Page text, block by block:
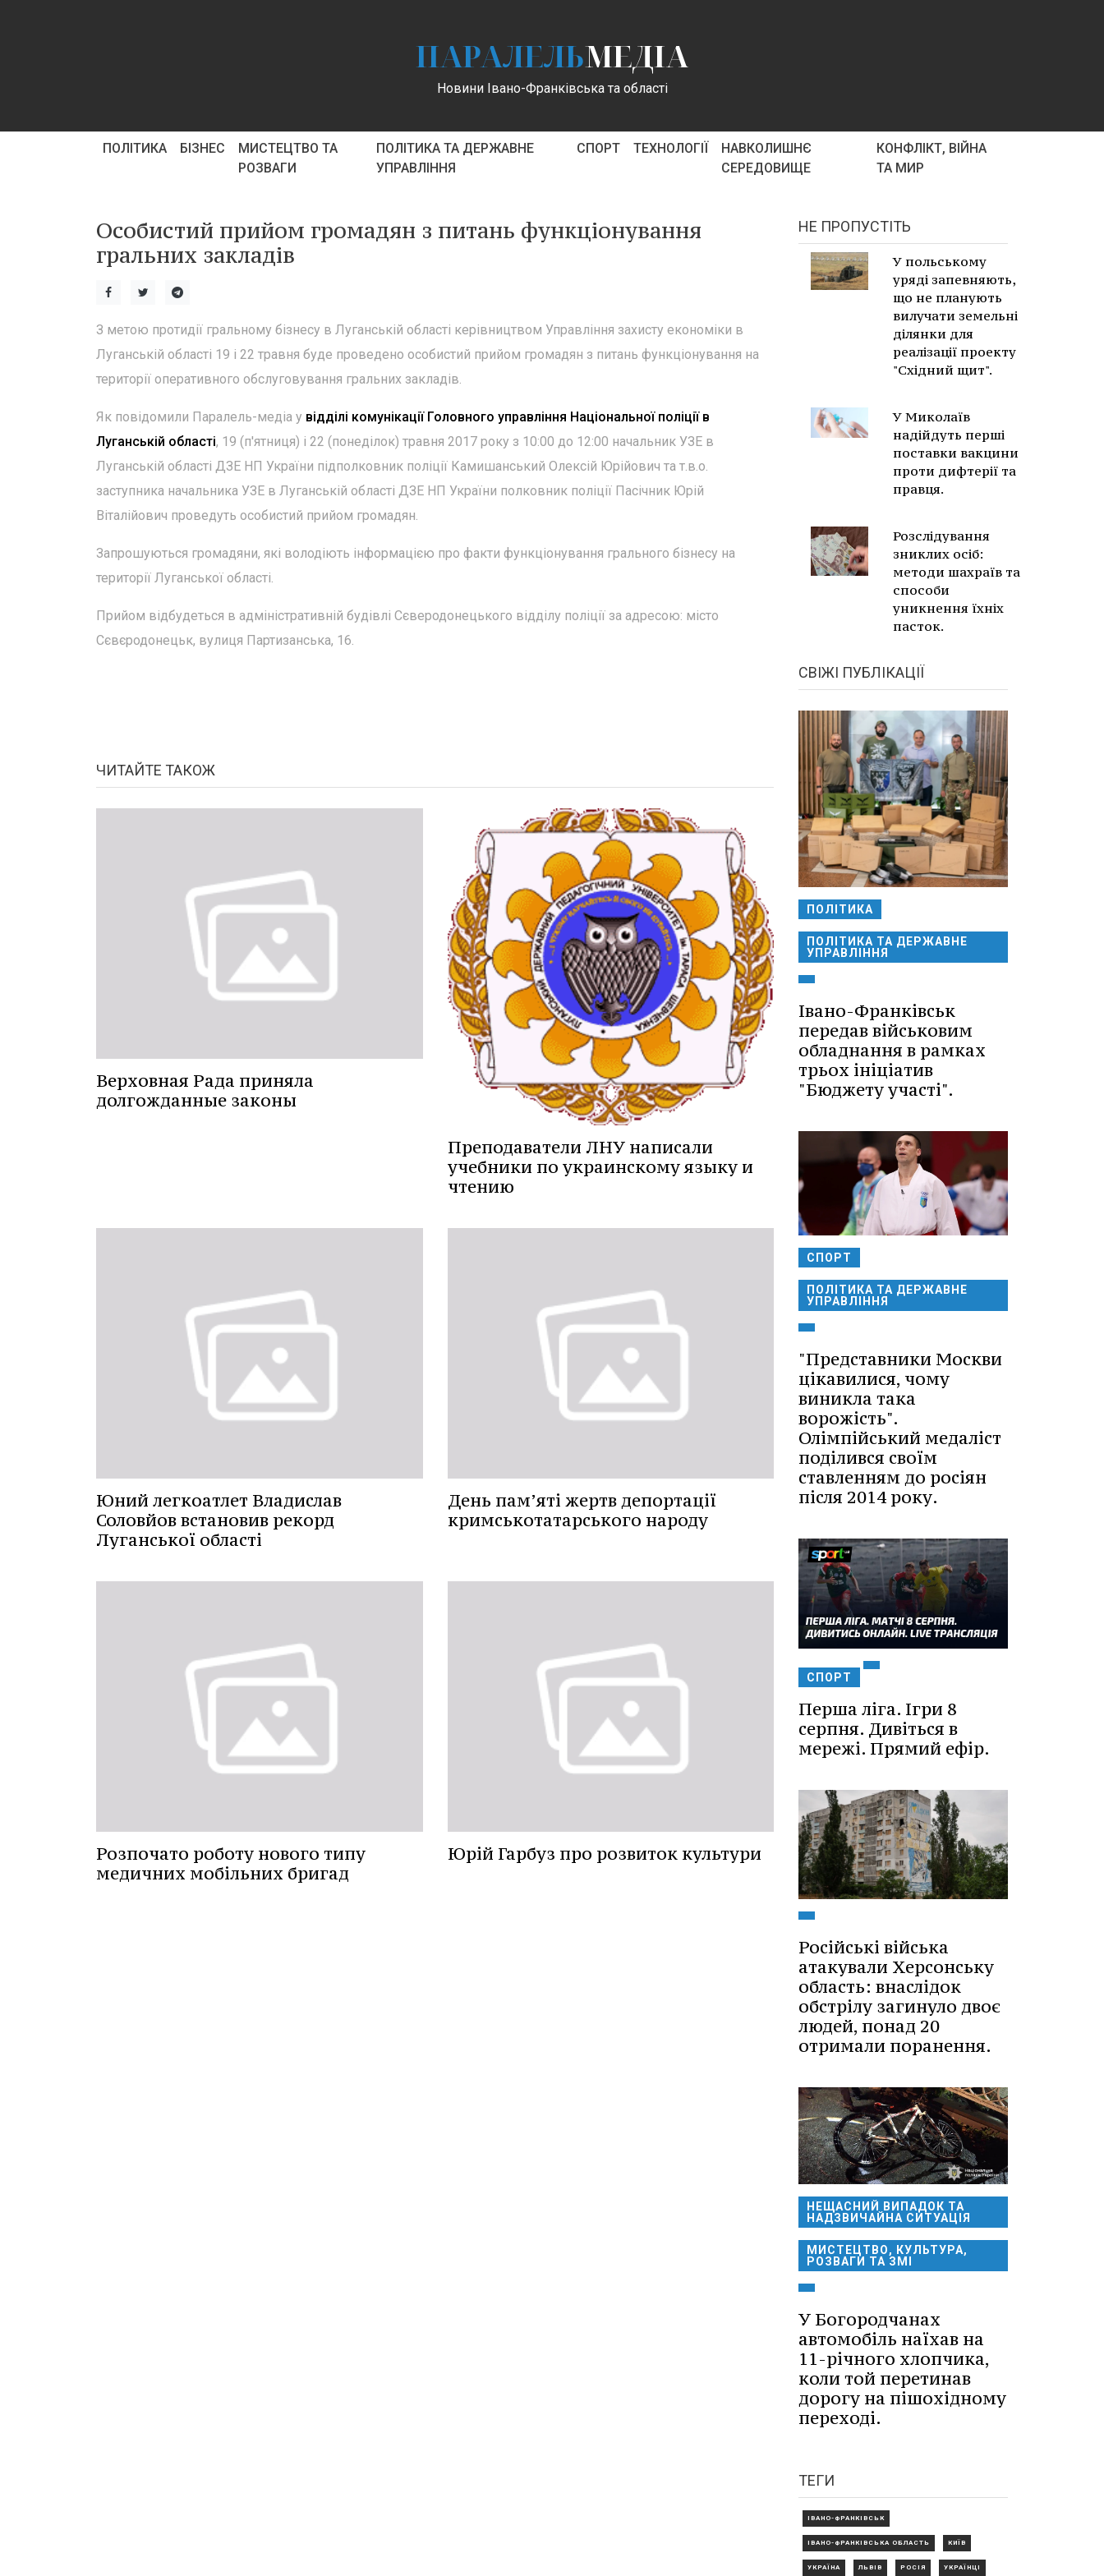
ПАРАЛЕЛЬМЕДІА
Новини Івано-Франківська та області
ПОЛІТИКА БІЗНЕС
МИСТЕЦТВО ТА
РОЗВАГИ
ПОЛІТИКА ТА ДЕРЖАВНЕ
УПРАВЛІННЯ
СПОРТ ТЕХНОЛОГІЇ
НАВКОЛИШНЄ
СЕРЕДОВИЩЕ
КОНФЛІКТ, ВІЙНА
ТА МИР
Особистий прийом громадян з питань функціонування
гральних закладів
З метою протидії гральному бізнесу в Луганській області керівництвом Управління захисту економіки в
Луганській області 19 і 22 травня буде проведено особистий прийом громадян з питань функціонування на
території оперативного обслуговування гральних закладів.
Як повідомили Паралель-медіа у відділі комунікації Головного управління Національної поліції в
Луганській області, 19 (п'ятниця) і 22 (понеділок) травня 2017 року з 10:00 до 12:00 начальник УЗЕ в
Луганській області ДЗЕ НП України підполковник поліції Камишанський Олексій Юрійович та т.в.о.
заступника начальника УЗЕ в Луганській області ДЗЕ НП України полковник поліції Пасічник Юрій
Віталійович проведуть особистий прийом громадян.
Запрошуються громадяни, які володіють інформацією про факти функціонування грального бізнесу на
території Луганської області.
Прийом відбудеться в адміністративній будівлі Сєверодонецького відділу поліції за адресою: місто
Сєвєродонецьк, вулиця Партизанська, 16.
ЧИТАЙТЕ ТАКОЖ
Верховная Рада приняла
долгожданные законы
Преподаватели ЛНУ написали
учебники по украинскому языку и
чтению
Юний легкоатлет Владислав
Соловйов встановив рекорд
Луганської області
День пам’яті жертв депортації
кримськотатарського народу
Розпочато роботу нового типу
медичних мобільних бригад
Юрій Гарбуз про розвиток культури
НЕ ПРОПУСТІТЬ
У польському
уряді запевняють,
що не планують
вилучати земельні
ділянки для
реалізації проекту
"Східний щит".
У Миколаїв
надійдуть перші
поставки вакцини
проти дифтерії та
правця.
Розслідування
зниклих осіб:
методи шахраїв та
способи
уникнення їхніх
пасток.
СВІЖІ ПУБЛІКАЦІЇ
ПОЛІТИКА
ПОЛІТИКА ТА ДЕРЖАВНЕ
УПРАВЛІННЯ
Івано-Франківськ
передав військовим
обладнання в рамках
трьох ініціатив
"Бюджету участі".
СПОРТ
ПОЛІТИКА ТА ДЕРЖАВНЕ
УПРАВЛІННЯ
"Представники Москви
цікавилися, чому
виникла така
ворожість".
Олімпійський медаліст
поділився своїм
ставленням до росіян
після 2014 року.
СПОРТ
Перша ліга. Ігри 8
серпня. Дивіться в
мережі. Прямий ефір.
Російські війська
атакували Херсонську
область: внаслідок
обстрілу загинуло двоє
людей, понад 20
отримали поранення.
НЕЩАСНИЙ ВИПАДОК ТА
НАДЗВИЧАЙНА СИТУАЦІЯ
МИСТЕЦТВО, КУЛЬТУРА,
РОЗВАГИ ТА ЗМІ
У Богородчанах
автомобіль наїхав на
11-річного хлопчика,
коли той перетинав
дорогу на пішохідному
переході.
ТЕГИ
ІВАНО-ФРАНКІВСЬК
ІВАНО-ФРАНКІВСЬКА ОБЛАСТЬ КИЇВ
УКРАЇНА ЛЬВІВ РОСІЯ УКРАЇНЦІ